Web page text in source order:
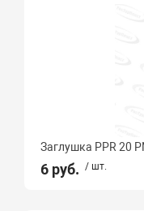
Заглушка PPR 20
6 руб. / шт.